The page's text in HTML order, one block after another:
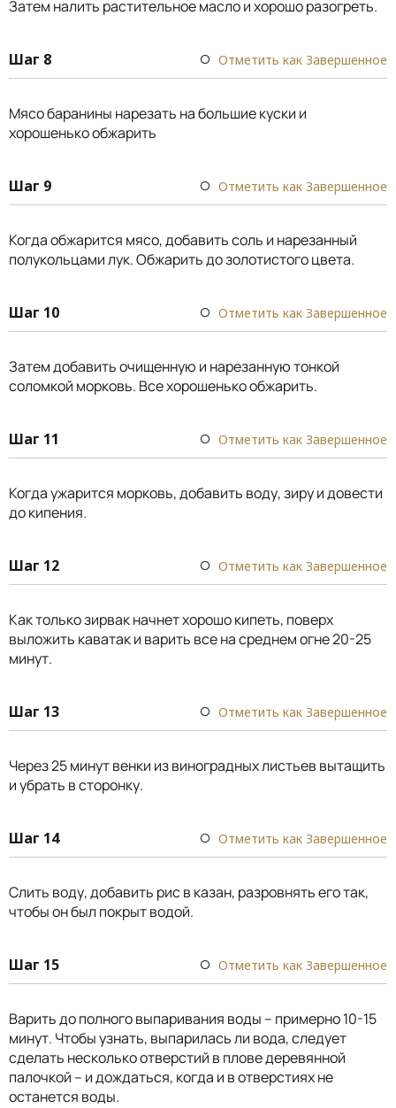
Затем налить растительное масло и хорошо разогреть.
Шаг 8 Отметить как Завершенное
Мясо баранины нарезать на большие куски и
хорошенько обжарить
Шаг 9 Отметить как Завершенное
Когда обжарится мясо, добавить соль и нарезанный
полукольцами лук. Обжарить до золотистого цвета.
Шаг 10 Отметить как Завершенное
Затем добавить очищенную и нарезанную тонкой
соломкой морковь. Все хорошенько обжарить.
Шаг 11 Отметить как Завершенное
Когда ужарится морковь, добавить воду, зиру и довести
до кипения.
Шаг 12 Отметить как Завершенное
Как только зирвак начнет хорошо кипеть, поверх
выложить каватак и варить все на среднем огне 20-25
минут.
Шаг 13 Отметить как Завершенное
Через 25 минут венки из виноградных листьев вытащить
и убрать в сторонку.
Шаг 14 Отметить как Завершенное
Слить воду, добавить рис в казан, разровнять его так,
чтобы он был покрыт водой.
Шаг 15 Отметить как Завершенное
Варить до полного выпаривания воды – примерно 10-15
минут. Чтобы узнать, выпарилась ли вода, следует
сделать несколько отверстий в плове деревянной
палочкой – и дождаться, когда и в отверстиях не
останется воды.